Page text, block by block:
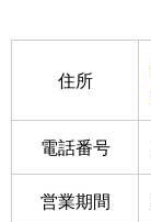
住所
電話番号
営業期間